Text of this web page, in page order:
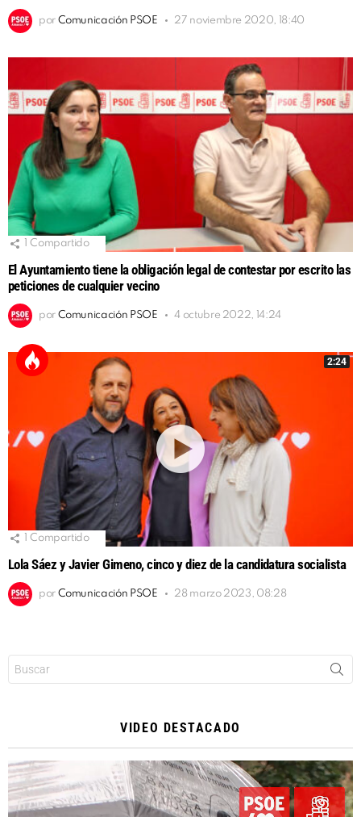
por Comunicación PSOE 27 noviembre 2020, 18:40
Compartido
El Ayuntamiento tiene la obligación legal de contestar por escrito las
peticiones de cualquier vecino
por Comunicación PSOE 4 octubre 2022, 14:24
2:24
Compartido
Lola Sáez y Javier Gimeno, cinco y diez de la candidatura socialista
por Comunicación PSOE 28 marzo 2023, 08:28
VIDEO DESTACADO
Reproductor
de
vídeo